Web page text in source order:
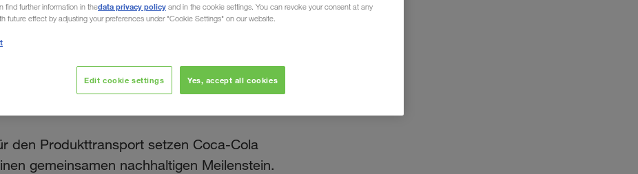
November 2024
&
E-LKW auf den
den Produkttransport setzen Coca-Cola
gemeinsamen nachhaltigen Meilenstein.
find further information in thedata privacy policy and in the cookie settings. You can revoke your consent at any
future effect by adjusting your preferences under "Cookie Settings" on our website.
Edit cookie settings Yes, accept all cookies